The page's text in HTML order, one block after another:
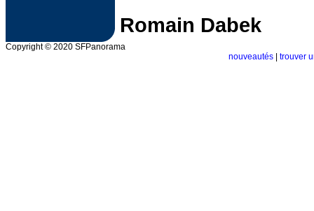
Romain Dabek
Copyright © 2020 SFPanorama
nouveautés
trouver